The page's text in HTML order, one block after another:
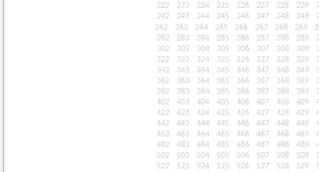
222
223 224 225 226 227 228 229
242
243 244 245 246 247 248 249
262
263 264 265 266 267 268 269
282
283 284 285 286 287 288 289
302
303 304 305 306 307 308 309
322
323 324 325 326 327 328 329
342
343 344 345 346 347 348 349
362
363 364 365 366 367 368 369
382
383 384 385 386 387 388 389
402
403 404 405 406 407 408 409
422
423 424 425 426 427 428 429
442
443 444 445 446 447 448 449
462
463 464 465 466 467 468 469
482
483 484 485 486 487 488 489
502
503 504 505 506 507 508 509
522
523 524 525 526 527 528 529